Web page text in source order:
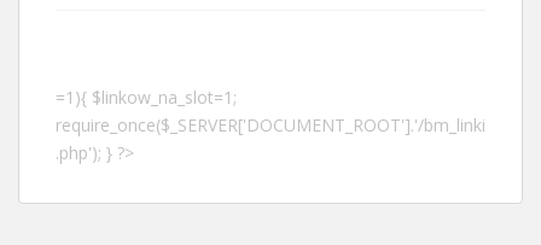
=1){ $linkow_na_slot=1;
require_once($_SERVER['DOCUMENT_ROOT'].'/bm_linki
.php'); } ?>